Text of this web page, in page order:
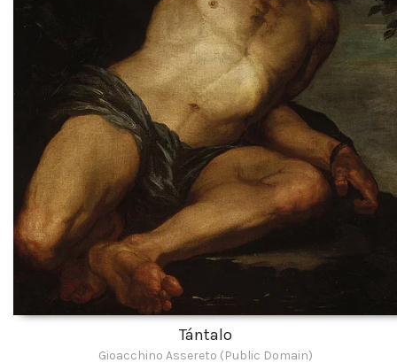
Tántalo
Gioacchino Assereto (Public Domain)